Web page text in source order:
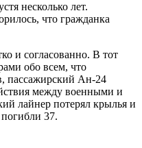
несколько лет.
что гражданка
и согласованно. В тот
обо всем, что
пассажирский Ан-24
между военными и
лайнер потерял крылья и
37.